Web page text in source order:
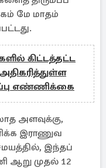
மே மாதம்
கிட்டத்தட்ட
எண்ணிக்கை
அளவுக்கு,
இராணுவ
இந்தப்
ஆறு முதல் 12